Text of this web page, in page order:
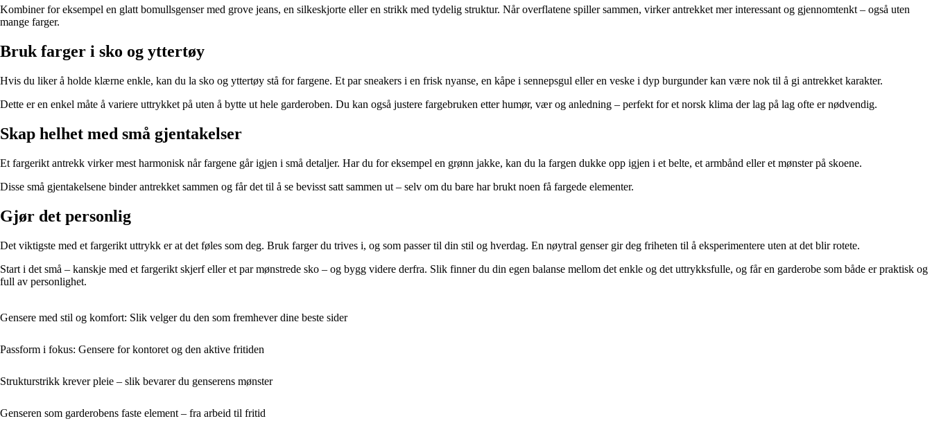
Kombiner for eksempel en glatt bomullsgenser med grove jeans, en silkeskjorte eller en strikk med tydelig struktur. Når overflatene spiller sammen, virker antrekket mer interessant og gjennomtenkt – også uten
mange farger.
Bruk farger i sko og yttertøy
Hvis du liker å holde klærne enkle, kan du la sko og yttertøy stå for fargene. Et par sneakers i en frisk nyanse, en kåpe i sennepsgul eller en veske i dyp burgunder kan være nok til å gi antrekket karakter.
Dette er en enkel måte å variere uttrykket på uten å bytte ut hele garderoben. Du kan også justere fargebruken etter humør, vær og anledning – perfekt for et norsk klima der lag på lag ofte er nødvendig.
Skap helhet med små gjentakelser
Et fargerikt antrekk virker mest harmonisk når fargene går igjen i små detaljer. Har du for eksempel en grønn jakke, kan du la fargen dukke opp igjen i et belte, et armbånd eller et mønster på skoene.
Disse små gjentakelsene binder antrekket sammen og får det til å se bevisst satt sammen ut – selv om du bare har brukt noen få fargede elementer.
Gjør det personlig
Det viktigste med et fargerikt uttrykk er at det føles som deg. Bruk farger du trives i, og som passer til din stil og hverdag. En nøytral genser gir deg friheten til å eksperimentere uten at det blir rotete.
Start i det små – kanskje med et fargerikt skjerf eller et par mønstrede sko – og bygg videre derfra. Slik finner du din egen balanse mellom det enkle og det uttrykksfulle, og får en garderobe som både er praktisk og
full av personlighet.
Gensere med stil og komfort: Slik velger du den som fremhever dine beste sider
Passform i fokus: Gensere for kontoret og den aktive fritiden
Strukturstrikk krever pleie – slik bevarer du genserens mønster
Genseren som garderobens faste element – fra arbeid til fritid